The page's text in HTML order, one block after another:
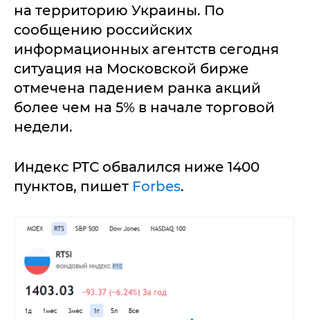
на территорию Украины. По
сообщению российских
информационных агентств сегодня
ситуация на Московской бирже
отмечена падением ранка акций
более чем на 5% в начале торговой
недели.
Индекс РТС обвалился ниже 1400
пунктов, пишет Forbes.